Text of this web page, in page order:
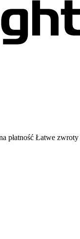
płatność Łatwe zwroty